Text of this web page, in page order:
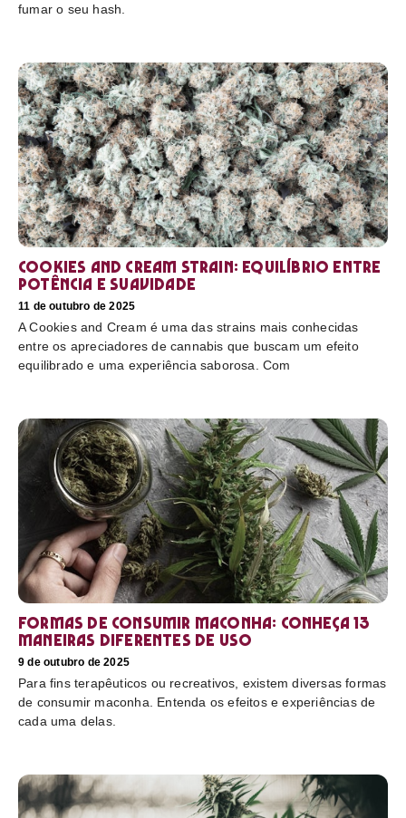
fumar o seu hash.
Cookies and Cream Strain: equilíbrio entre
potência e suavidade
11 de outubro de 2025
A Cookies and Cream é uma das strains mais conhecidas
entre os apreciadores de cannabis que buscam um efeito
equilibrado e uma experiência saborosa. Com
Formas de consumir maconha: conheça 13
maneiras diferentes de uso
9 de outubro de 2025
Para fins terapêuticos ou recreativos, existem diversas formas
de consumir maconha. Entenda os efeitos e experiências de
cada uma delas.